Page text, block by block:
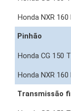
Pinhão
Transmissão